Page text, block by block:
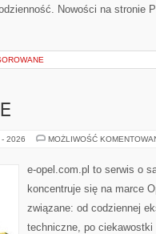
Nowości na stronie
2026 MOŻLIWOŚĆ
e-opel.com.pl to serwis o
koncentruje się na marce
związane: od codziennej
techniczne, po